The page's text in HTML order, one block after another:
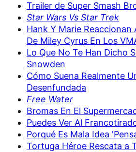
Trailer de Super Smash
Star Wars Vs Star Trek
Hank Y Marie Reaccionan
De Miley Cyrus En Los
Lo Que No Te Han Dicho
Snowden
Cómo Suena Realmente
Desenfundada
Free Water
Bromas En El
Puedes Ver Al
Porqué Es Mala Idea
Tortuga Héroe Rescata a